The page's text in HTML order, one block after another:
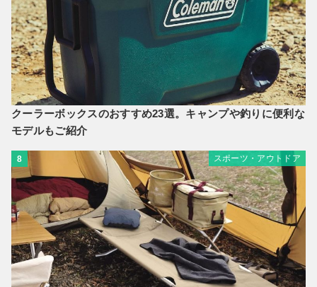
クーラーボックスのおすすめ23選。キャンプや釣りに便利な
モデルもご紹介
8 スポーツ・アウトドア